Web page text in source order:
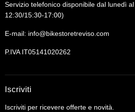
Servizio telefonico disponibile dal lunedì
12:30/15:30-17:00)
E-mail: info@bikestoretreviso.com
P.IVA IT05141020262
Iscriviti
Iscriviti per ricevere offerte e novità.